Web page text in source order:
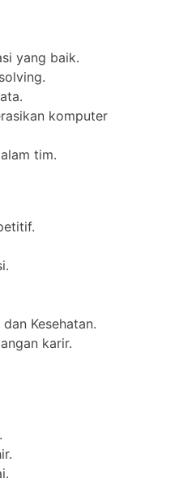
yang baik.
komputer
tim.
Kesehatan.
karir.